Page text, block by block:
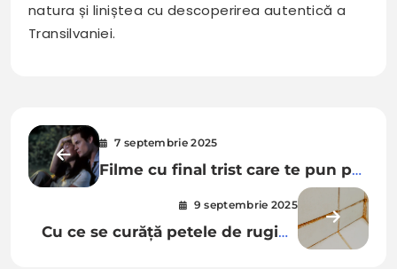
natura și liniștea cu descoperirea autentică a
Transilvaniei.
Navigare
în
articole
7 septembrie 2025
Filme cu final trist care te pun pe
gânduri mult timp după vizionare
9 septembrie 2025
Cu ce se curăță petele de rugină